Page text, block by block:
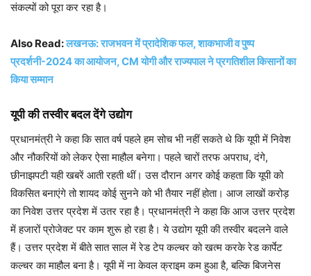
संकल्पों को पूरा कर रहा है।
Also Read:लखनऊ: राजभवन में प्रादेशिक फल, शाकभाजी व पुष्प
प्रदर्शनी-2024 का आयोजन, CM योगी और राज्यपाल ने प्रगतिशील किसानों का
किया सम्मान
यूपी की तस्वीर बदल देंगे उद्योग
प्रधानमंत्री ने कहा कि सात वर्ष पहले हम सोच भी नहीं सकते थे कि यूपी में निवेश
और नौकरियों को लेकर ऐसा माहौल बनेगा। पहले चारों तरफ अपराध, दंगे,
छीनाझपटी यही खबरें आती रहती थीं। उस दौरान अगर कोई कहता कि यूपी को
विकसित बनाएंगे तो शायद कोई सुनने को भी तैयार नहीं होता। आज लाखों करोड़
का निवेश उत्तर प्रदेश में उतर रहा है। प्रधानमंत्री ने कहा कि आज उत्तर प्रदेश
में हजारों प्रोजेक्ट पर काम शुरू हो रहा है। ये उद्योग यूपी की तस्वीर बदलने वाले
हैं। उत्तर प्रदेश में बीते सात साल में रेड टेप कल्चर को खत्म करके रेड कार्पेट
कल्चर का माहौल बना है। यूपी में ना केवल क्राइम कम हुआ है, बल्कि बिजनेस